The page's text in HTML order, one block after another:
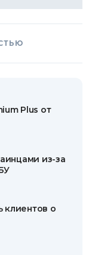
Plus от
из-за
клиентов о